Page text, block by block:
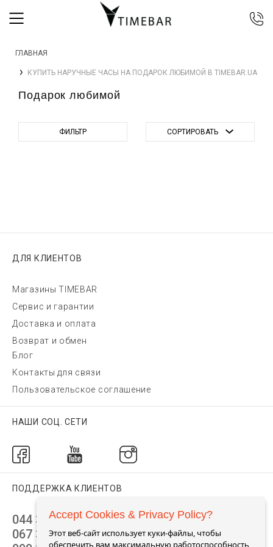
067 344 14 44 (viber)
0 800 305 805
ГЛАВНАЯ
КУПИТЬ НАРУЧНЫЕ ЧАСЫ НА ПОДАРОК ЛЮБИМОЙ В TIMEBAR.UA
Подарок любимой
ФИЛЬТР СОРТИРОВАТЬ
ДЛЯ КЛИЕНТОВ
Магазины TIMEBAR
Сервис и гарантии
Доставка и оплата
Возврат и обмен
Блог
Контакты для связи
Пользовательское соглашение
НАШИ СОЦ. СЕТИ
ПОДДЕРЖКА КЛИЕНТОВ
044 392 44 45
067 344 14 44 (viber)
Accept Cookies & Privacy Policy?
Этот веб-сайт использует куки-файлы, чтобы
обеспечить вам максимальную работоспособность